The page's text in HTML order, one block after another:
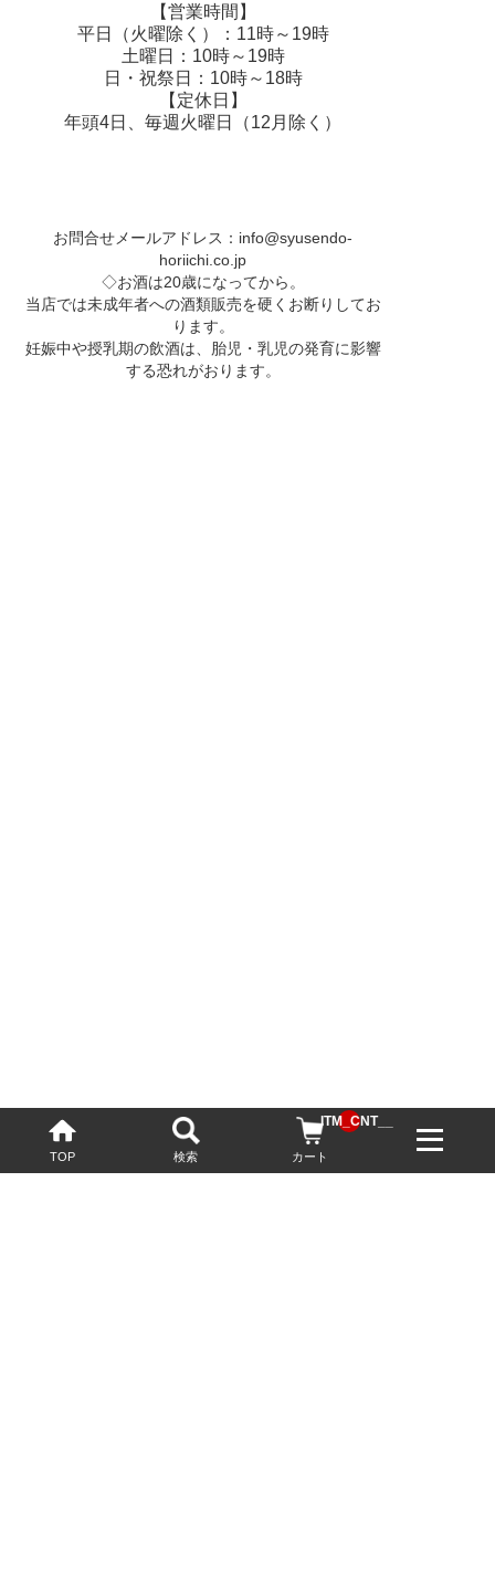
TOP 検索 カート
__ITM_CNT__
【営業時間】
平日（火曜除く）：11時～19時
土曜日：10時～19時
日・祝祭日：10時～18時
【定休日】
年頭4日、毎週火曜日（12月除く）
お問合せメールアドレス： info@syusendo-
horiichi.co.jp
◇お酒は20歳になってから。
当店では未成年者への酒類販売を硬くお断りしてお
ります。
妊娠中や授乳期の飲酒は、胎児・乳児の発育に影響
する恐れがおります。